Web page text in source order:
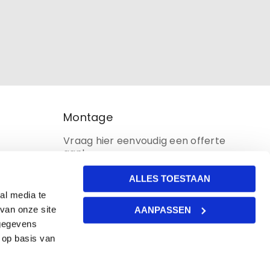
media te
onze site
basis van
ALLES TOESTAAN
AANPASSEN
Montage
Vraag hier eenvoudig een offerte
aan!